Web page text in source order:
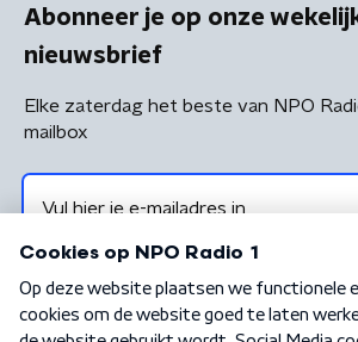
Abonneer je op onze
nieuwsbrief
Elke zaterdag het beste van NPO
mailbox